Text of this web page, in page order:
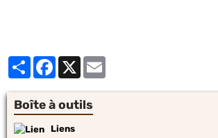
PartagerFacebook
X
Boîte à outils
Liens